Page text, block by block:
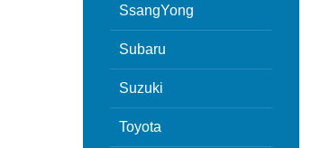
SsangYong
Subaru
Suzuki
Toyota